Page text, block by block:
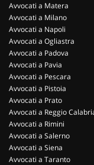
Avvocati a Matera
Avvocati a Milano
Avvocati a Napoli
Avvocati a Ogliastra
Avvocati a Padova
Avvocati a Pavia
Avvocati a Pescara
Avvocati a Pistoia
Avvocati a Prato
Avvocati a Reggio
Avvocati a Rimini
Avvocati a Salerno
Avvocati a Siena
Avvocati a Taranto